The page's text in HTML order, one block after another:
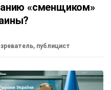
«сменщиком»
публицист